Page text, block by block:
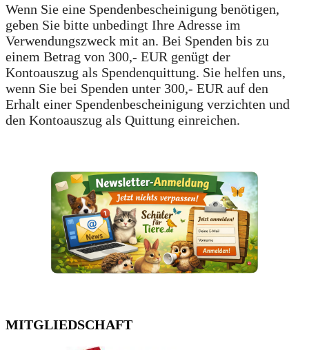
Wenn Sie eine Spendenbescheinigung benötigen,
geben Sie bitte unbedingt Ihre Adresse im
Verwendungszweck mit an. Bei Spenden bis zu
einem Betrag von 300,- EUR genügt der
Kontoauszug als Spendenquittung. Sie helfen uns,
wenn Sie bei Spenden unter 300,- EUR auf den
Erhalt einer Spendenbescheinigung verzichten und
den Kontoauszug als Quittung einreichen.
MITGLIEDSCHAFT